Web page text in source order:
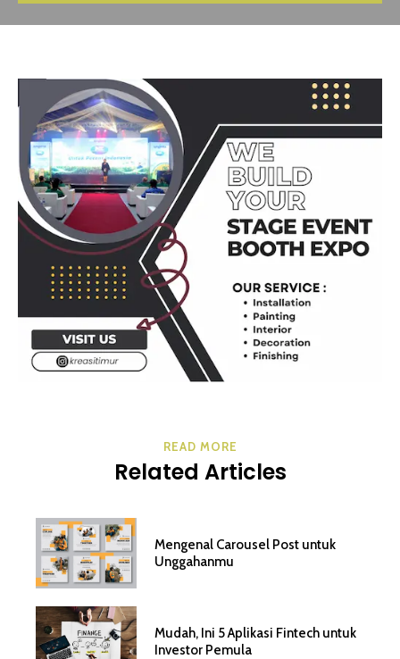
READ MORE
Related Articles
Mengenal Carousel Post untuk
Unggahanmu
Mudah, Ini 5 Aplikasi Fintech untuk
Investor Pemula